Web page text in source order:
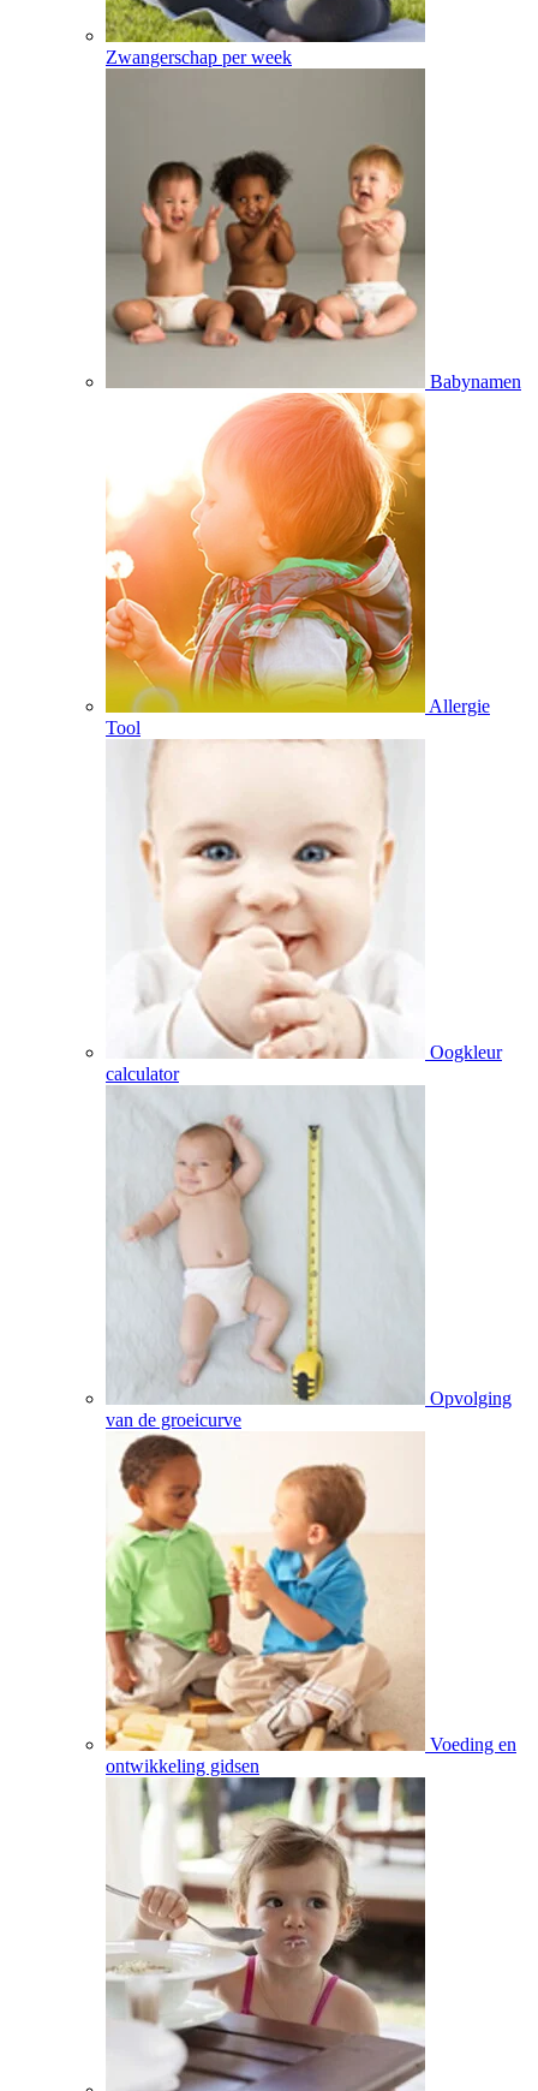
Zwangerschap per week
Babynamen
Allergie
Tool
Oogkleur
calculator
Opvolging
van de groeicurve
Voeding en
ontwikkeling gidsen